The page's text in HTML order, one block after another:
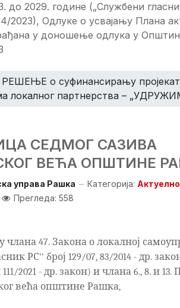
до 2029. године („Службени
2023), Одлуке о усвајању Плана
у доношење одлука у
о суфинансирању
локалног партнерства –
СЕДМОГ САЗИВА
ВЕЋА ОПШТИНЕ
управа Рашка Категорија: Актуелно
Прегледа: 558
члана 47. Закона о локалној
РС'' број 129/07, 83/2014 - др.
2021 - др. закон) и члана 6., 8. и
већа општине Рашка,